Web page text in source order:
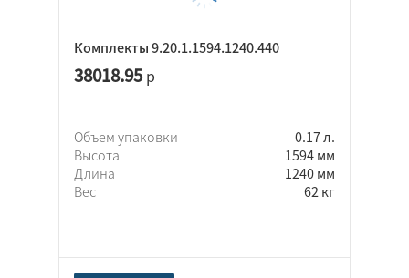
Комплекты 9.20.1.1594.1240.440
38018.95р
Объем упаковки
0.17 л.
Высота
1594 мм
Длина
1240 мм
Вес
62 кг